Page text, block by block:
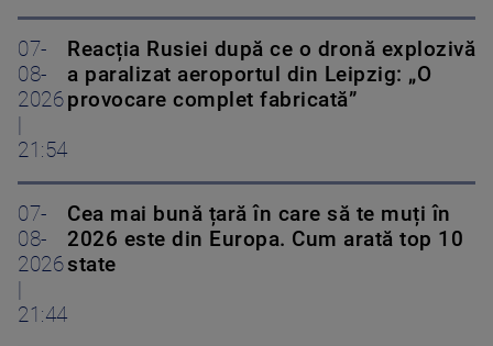
07-
08-
2026
21:54
Reacția Rusiei după ce o dronă explozivă
a paralizat aeroportul din Leipzig: „O
provocare complet fabricată”
07-
08-
2026
21:44
Cea mai bună țară în care să te muți în
2026 este din Europa. Cum arată top 10
state